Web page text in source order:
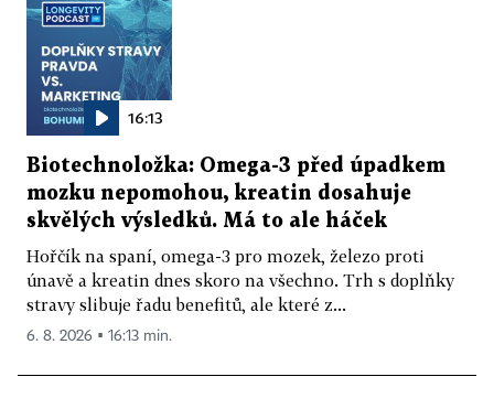
16:13
Biotechnoložka: Omega-3 před úpadkem
mozku nepomohou, kreatin dosahuje
skvělých výsledků. Má to ale háček
Hořčík na spaní, omega-3 pro mozek, železo proti
únavě a kreatin dnes skoro na všechno. Trh s doplňky
stravy slibuje řadu benefitů, ale které z...
6. 8. 2026 ▪ 16:13 min.